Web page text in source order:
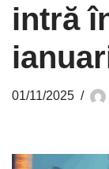
intră
01/11/2025